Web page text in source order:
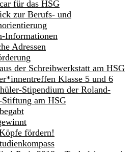
für das HSG
zur Berufs- und
Informationen
Adressen
der Schreibwerkstatt am HSG
Klasse 5 und 6
Stipendium der Roland-
Stiftung am HSG
fördern!